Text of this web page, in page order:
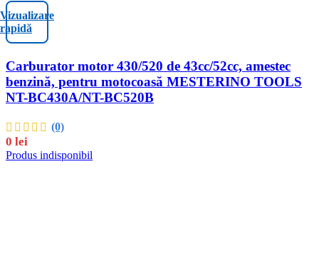
Vizualizare
rapidă
Carburator motor 430/520 de 43cc/52cc, amestec
benzină, pentru motocoasă MESTERINO TOOLS
NT-BC430A/NT-BC520B
(0)
0 lei
Produs indisponibil